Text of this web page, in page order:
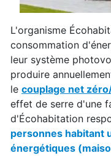
L'organisme
consommation
leur système
produire
le couplage net
effet de serre d'une
d'Écohabitation
personnes habitant
énergétiques